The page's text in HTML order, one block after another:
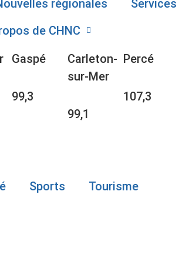
régionales
Services
de CHNC
Gaspé
99,3
Carleton-
sur-Mer
99,1
Percé
107,3
Sports
Tourisme